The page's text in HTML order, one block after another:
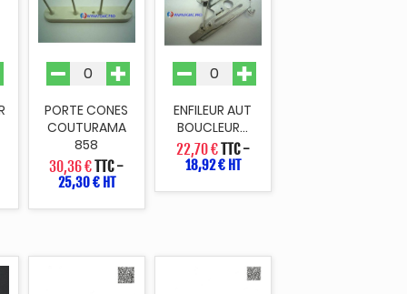
PORTE CONES
COUTURAMA
858
30,36 €TTC-
25,30 € HT
ENFILEUR AUT
BOUCLEUR...
22,70 €TTC-
18,92 € HT